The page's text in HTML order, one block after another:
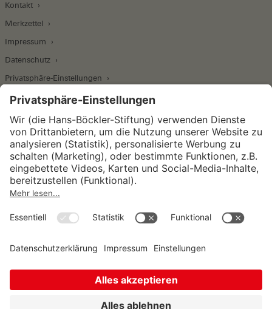
Kontakt
Merkzettel
Impressum
Datenschutz
Privatsphäre-Einstellungen
Wirtschafts- und Sozialwissenschaftliches Institut
Institut für Makroökonomie und
Konjunkturforschung
Unternehmensführung